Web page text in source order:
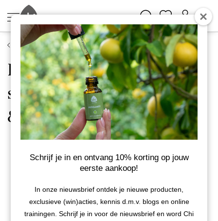
Verkooppunten
Energetisch
schoonheidssalon Beauty
& Shine
Chi Essential Cosmetics
Schoonheidsspecialisten
Adres:
Chaamseweg 17
2387 Baarle-Hertog
Schrijf je in en ontvang 10% korting op jouw
eerste aankoop!
In onze nieuwsbrief ontdek je nieuwe producten,
exclusieve (win)acties, kennis d.m.v. blogs en online
trainingen. Schrijf je in voor de nieuwsbrief en word Chi